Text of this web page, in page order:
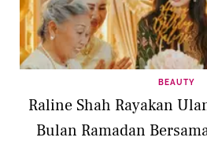
BEAUTY
Raline Shah Rayakan
Bulan Ramadan